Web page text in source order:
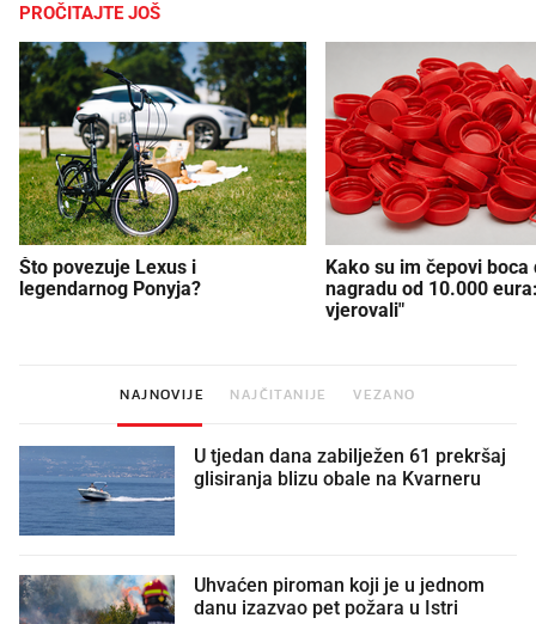
PROČITAJTE JOŠ
Što povezuje Lexus i
legendarnog Ponyja?
Kako su im čepovi boca
nagradu od 10.000
vjerovali"
NAJNOVIJE NAJČITANIJE VEZANO
U tjedan dana zabilježen 61 prekršaj
glisiranja blizu obale na Kvarneru
Uhvaćen piroman koji je u jednom
danu izazvao pet požara u Istri